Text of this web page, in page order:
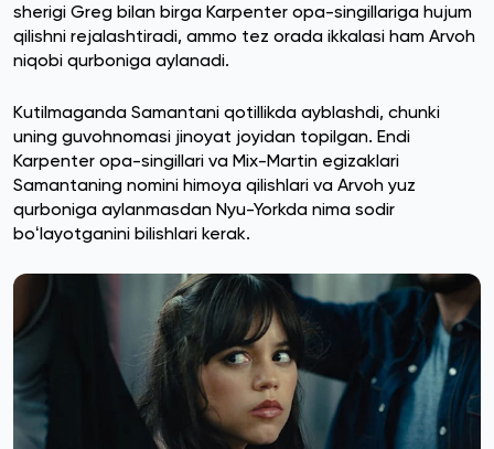
sherigi Greg bilan birga Karpenter opa-singillariga hujum
qilishni rejalashtiradi, ammo tez orada ikkalasi ham Arvoh
niqobi qurboniga aylanadi.
Kutilmaganda Samantani qotillikda ayblashdi, chunki
uning guvohnomasi jinoyat joyidan topilgan. Endi
Karpenter opa-singillari va Mix-Martin egizaklari
Samantaning nomini himoya qilishlari va Arvoh yuz
qurboniga aylanmasdan Nyu-Yorkda nima sodir
boʻlayotganini bilishlari kerak.